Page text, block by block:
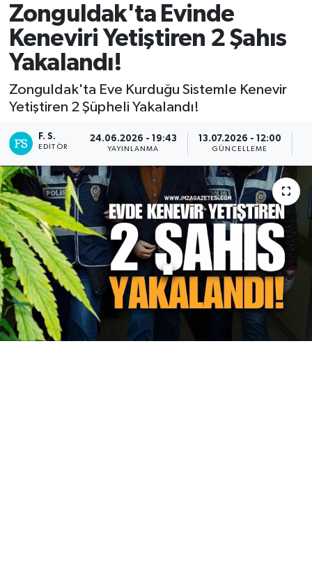
Zonguldak'ta Evinde
Keneviri Yetiştiren 2 Şahıs
Yakalandı!
Zonguldak'ta Eve Kurduğu Sistemle Kenevir
Yetiştiren 2 Şüpheli Yakalandı!
F. S.
EDITÖR
24.06.2026 - 19:43
YAYINLANMA
13.07.2026 - 12:00
GÜNCELLEME
DEVREK
DÜZCE
EREĞLİ
GÖKÇEBEY
KARABÜK
KASTAMONU